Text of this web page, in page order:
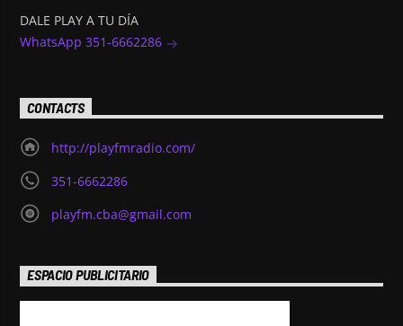
DALE PLAY A TU DÍA
WhatsApp 351-6662286
CONTACTS
http://playfmradio.com/
351-6662286
playfm.cba@gmail.com
ESPACIO PUBLICITARIO